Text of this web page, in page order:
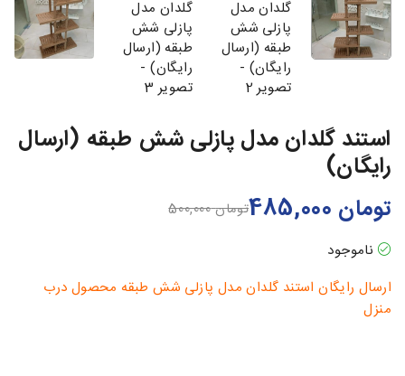
استند گلدان مدل پازلی شش طبقه (ارسال
رایگان)
تومان500,000 تومان
ناموجود
ارسال رایگان استند گلدان مدل پازلی شش طبقه محصول درب
منزل